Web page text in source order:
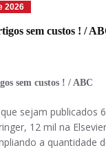
2026
sem custos ! /
sem custos ! / ABC
sejam publicados
12 mil na
a quantidade